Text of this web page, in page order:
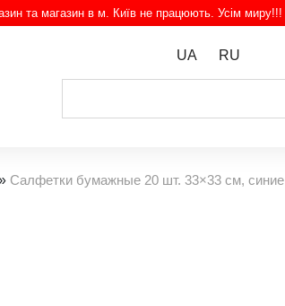
та магазин в м. Київ не працюють. Усім миру!!!
UA RU
Салфетки бумажные 20 шт. 33×33 см, синие